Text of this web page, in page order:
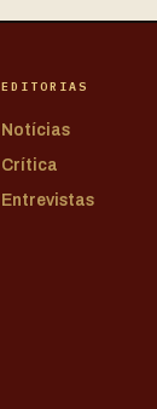
EDITORIAS
Notícias
Crítica
Entrevistas